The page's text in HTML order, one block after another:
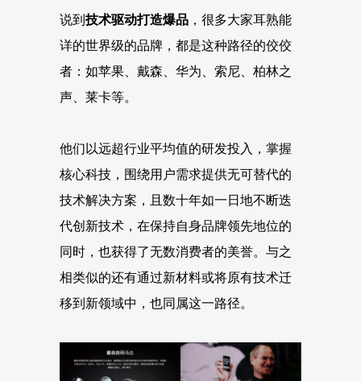
说到 技术驱动打造爆品 ，很多大家耳熟能
详的世界级的品牌，都是这种路径的佼佼
者：如苹果、戴森、华为、索尼、柏林之
声、莱卡等。
他们以远超行业平均值的研发投入，掌握
核心科技，围绕用户需求提供无可替代的
技术解决方案，且数十年如一日地不断迭
代创新技术，在保持自身品牌领先地位的
同时，也获得了无数消费者的美誉。与之
相类似的还有通过新材料或将原有技术迁
移到新领域中，也同属这一路径。